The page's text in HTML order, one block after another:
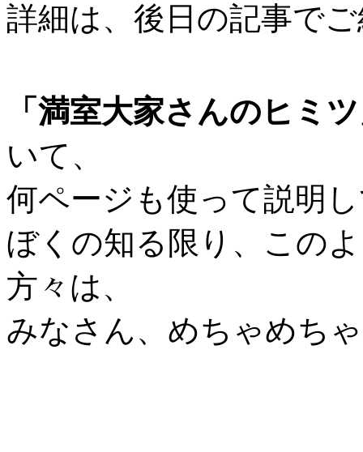
詳細は、後日の記事で
「満室大家さんのヒミ
いて、
何ページも使って説明
ぼくの知る限り、この
方々は、
みなさん、めちゃめち